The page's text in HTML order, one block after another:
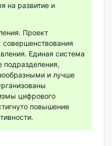
на развитие и
Проект
Единая система
подразделения,
и лучше
цифрового
повышение